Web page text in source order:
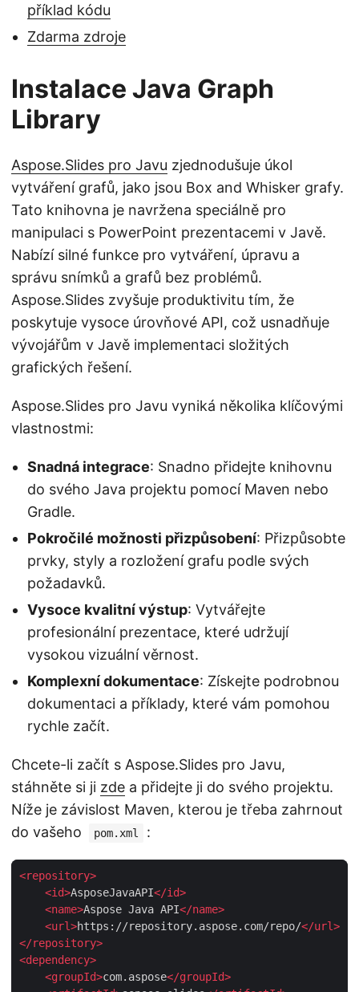
příklad kódu
Zdarma zdroje
Instalace Java Graph
Library
Aspose.Slides pro Javu zjednodušuje úkol
vytváření grafů, jako jsou Box and Whisker grafy.
Tato knihovna je navržena speciálně pro
manipulaci s PowerPoint prezentacemi v Javě.
Nabízí silné funkce pro vytváření, úpravu a
správu snímků a grafů bez problémů.
Aspose.Slides zvyšuje produktivitu tím, že
poskytuje vysoce úrovňové API, což usnadňuje
vývojářům v Javě implementaci složitých
grafických řešení.
Aspose.Slides pro Javu vyniká několika klíčovými
vlastnostmi:
Snadná integrace: Snadno přidejte knihovnu
do svého Java projektu pomocí Maven nebo
Gradle.
Pokročilé možnosti přizpůsobení: Přizpůsobte
prvky, styly a rozložení grafu podle svých
požadavků.
Vysoce kvalitní výstup: Vytvářejte
profesionální prezentace, které udržují
vysokou vizuální věrnost.
Komplexní dokumentace: Získejte podrobnou
dokumentaci a příklady, které vám pomohou
rychle začít.
Chcete-li začít s Aspose.Slides pro Javu,
stáhněte si ji zde a přidejte ji do svého projektu.
Níže je závislost Maven, kterou je třeba zahrnout
do vašeho
pom.xml :
<repository>
<id>AsposeJavaAPI</id>
<name>Aspose Java API</name>
<url>https://repository.aspose.com/repo/</url>
</repository>
<dependency>
<groupId>com.aspose</groupId>